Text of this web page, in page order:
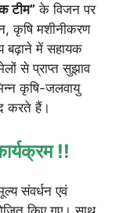
टीम”के विजन पर
कृषि मशीनीकरण
बढ़ाने में सहायक
से प्राप्त सुझाव
कृषि-जलवायु
करते हैं।
!!
संवर्धन एवं